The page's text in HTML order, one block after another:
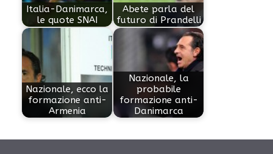
Italia-Danimarca,
le quote SNAI
Abete parla del
futuro di Prandelli
Nazionale, ecco la
formazione anti-
Armenia
Nazionale, la
probabile
formazione anti-
Danimarca